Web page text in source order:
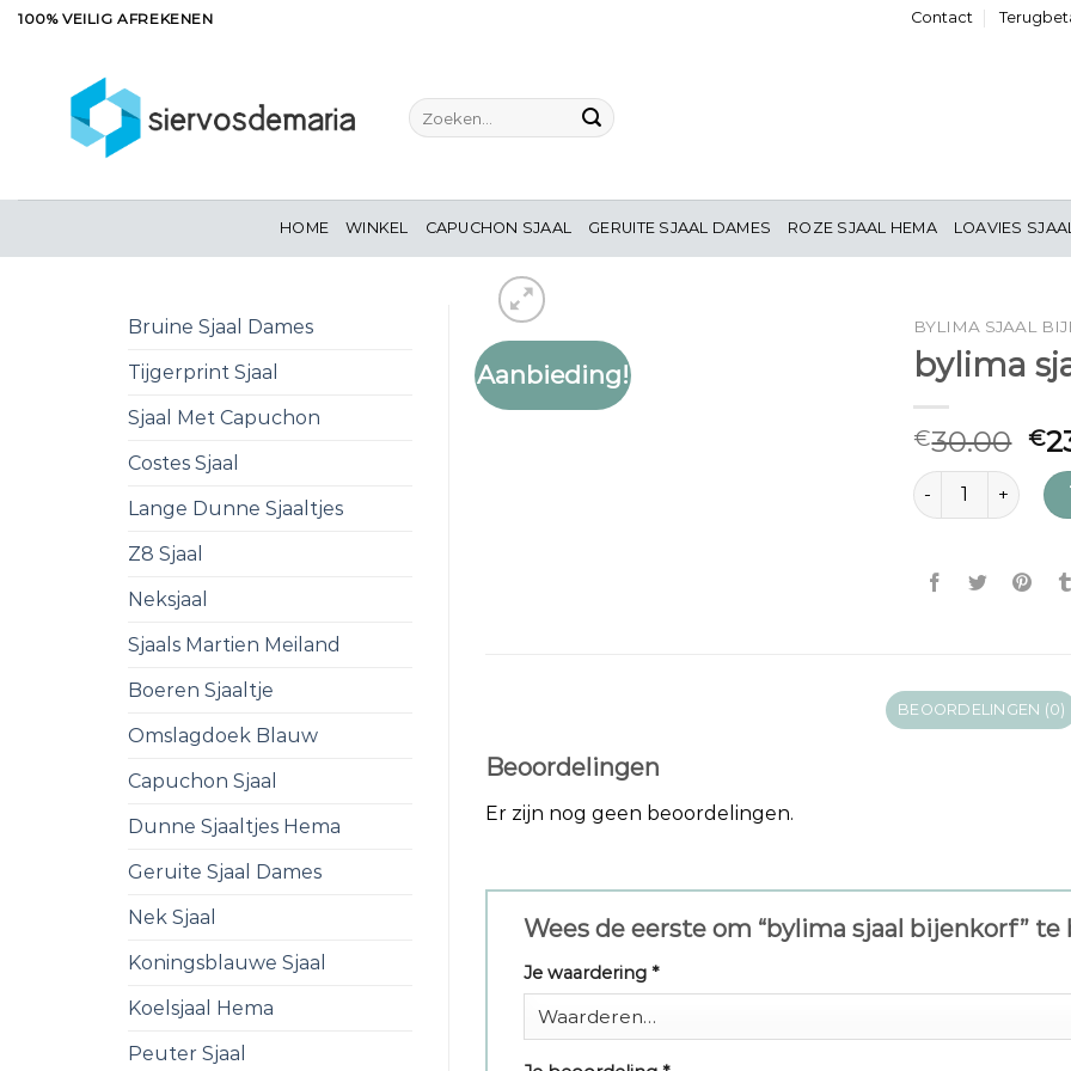
Ga100% VEILIG AFREKENEN Contact
Zoeken
naar:
HOME WINKEL CAPUCHON SJAAL GERUITE SJAAL DAMES ROZE SJAAL HEMA LOAVIES
Bruine Sjaal Dames
Tijgerprint Sjaal
Sjaal Met Capuchon
Costes Sjaal
Lange Dunne Sjaaltjes
Z8 Sjaal
Neksjaal
Sjaals Martien Meiland
Boeren Sjaaltje
Omslagdoek Blauw
Capuchon Sjaal
Dunne Sjaaltjes Hema
Geruite Sjaal Dames
Nek Sjaal
Koningsblauwe Sjaal
Koelsjaal Hema
Peuter Sjaal
Aanbieding!
BYLIMA SJAAL
bylima
€30.00 €
bylima sjaal
BEOORDELINGEN (0)
Beoordelingen
Er zijn nog geen beoordelingen.
Wees de eerste om “bylima sjaal bijenkorf” te
Je waardering *